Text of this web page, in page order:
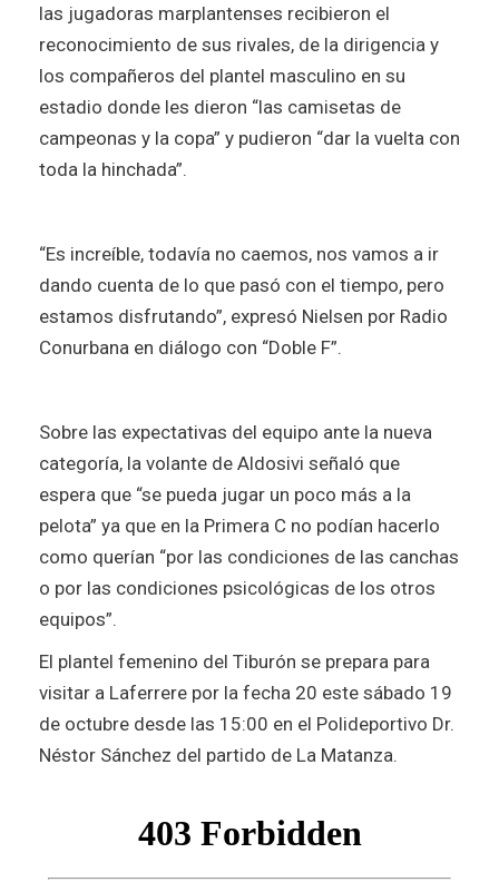
las jugadoras marplantenses recibieron el
reconocimiento de sus rivales, de la dirigencia y
los compañeros del plantel masculino en su
estadio donde les dieron “las camisetas de
campeonas y la copa” y pudieron “dar la vuelta con
toda la hinchada”.
“Es increíble, todavía no caemos, nos vamos a ir
dando cuenta de lo que pasó con el tiempo, pero
estamos disfrutando”, expresó Nielsen por Radio
Conurbana en diálogo con “Doble F”.
Sobre las expectativas del equipo ante la nueva
categoría, la volante de Aldosivi señaló que
espera que “se pueda jugar un poco más a la
pelota” ya que en la Primera C no podían hacerlo
como querían “por las condiciones de las canchas
o por las condiciones psicológicas de los otros
equipos”.
El plantel femenino del Tiburón se prepara para
visitar a Laferrere por la fecha 20 este sábado 19
de octubre desde las 15:00 en el Polideportivo Dr.
Néstor Sánchez del partido de La Matanza.